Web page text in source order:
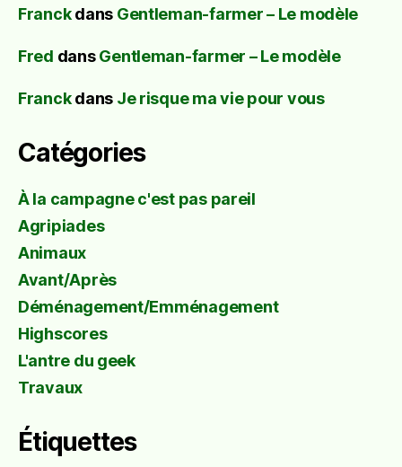
Franckdans Gentleman-farmer – Le modèle
Fred dansGentleman-farmer – Le modèle
Franckdans Je risque ma vie pour vous
Catégories
À la campagne c'est pas pareil
Agripiades
Animaux
Avant/Après
Déménagement/Emménagement
Highscores
L'antre du geek
Travaux
Étiquettes